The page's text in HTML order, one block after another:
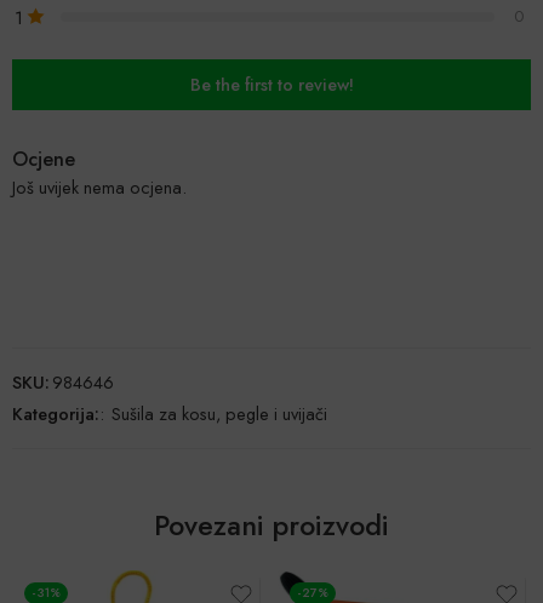
1 0
Be the first to review!
Ocjene
Još uvijek nema ocjena.
SKU:984646
Kategorija:: Sušila za kosu, pegle i uvijači
Povezani proizvodi
-31% -27%